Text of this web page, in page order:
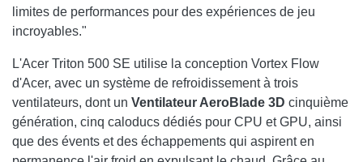
limites de performances pour des expériences de jeu
incroyables."
L'Acer Triton 500 SE utilise la conception Vortex Flow
d'Acer, avec un système de refroidissement à trois
ventilateurs, dont un Ventilateur AeroBlade 3D cinquième
génération, cinq caloducs dédiés pour CPU et GPU, ainsi
que des évents et des échappements qui aspirent en